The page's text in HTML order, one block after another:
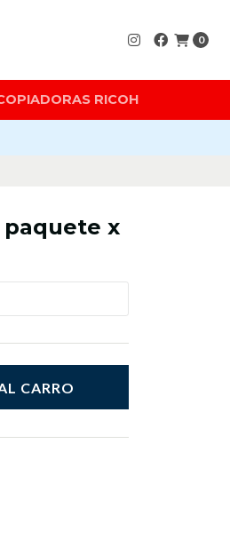
0
RICOH
x
CARRO